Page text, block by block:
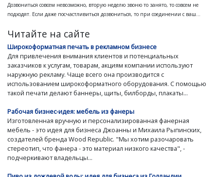
Дозвониться совсем невозможно, вторую неделю звоню то занято, то совсем не
подходят. Если даже посчастливиться дозвониться, то при соединении с ваш...
Читайте на сайте
Широкоформатная печать в рекламном бизнесе
Для привлечения внимания клиентов и потенциальных
заказчиков к услугам, товарам, акциям компании используют
наружную рекламу. Чаще всего она производится с
использованием широкоформатного оборудования. С помощью
такой печати делают баннеры, щиты, билборды, плакаты...
Рабочая бизнес-идея: мебель из фанеры
Изготовленная вручную и персонализированная фанерная
мебель - это идея для бизнеса Джоанны и Михаила Рыпинских,
создателей бренда Wood Republic. "Мы хотим разочаровать
стереотип, что фанера - это материал низкого качества", -
подчеркивают владельцы...